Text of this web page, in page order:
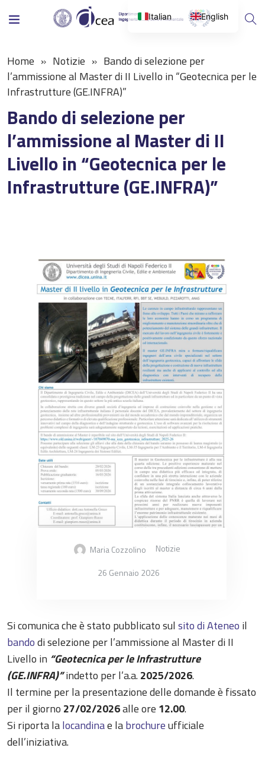
Home Notizie
Bando di selezione per
l’ammissione al Master di II Livello in “Geotecnica per le
Infrastrutture (GE.INFRA)”
Bando di selezione per
l’ammissione al Master di II
Livello in “Geotecnica per le
Infrastrutture (GE.INFRA)”
Maria Cozzolino
Notizie
26 Gennaio 2026
Si comunica che è stato pubblicato sulsito di Ateneo il
bandodi selezione per l’ammissione al Master di II
Livello in “Geotecnica per le Infrastrutture
(GE.INFRA)”indetto per l’a.a.2025/2026.
Il termine per la presentazione delle domande è fissato
per il giorno 27/02/2026alle ore 12.00.
Si riporta lalocandinae labrochureufficiale
dell’iniziativa.
Italian English